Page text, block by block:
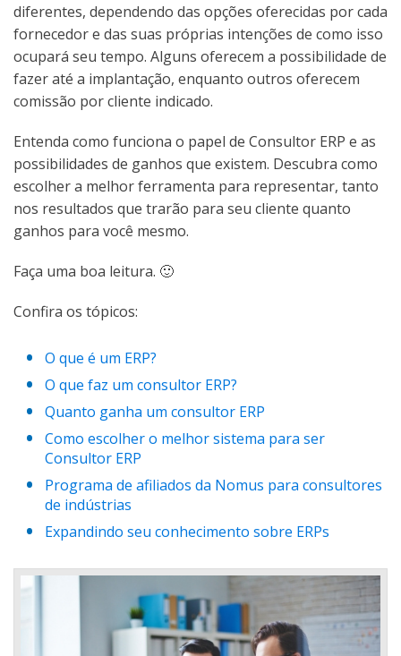
diferentes, dependendo das opções oferecidas por cada
fornecedor e das suas próprias intenções de como isso
ocupará seu tempo. Alguns oferecem a possibilidade de
fazer até a implantação, enquanto outros oferecem
comissão por cliente indicado.
Entenda como funciona o papel de Consultor ERP e as
possibilidades de ganhos que existem. Descubra como
escolher a melhor ferramenta para representar, tanto
nos resultados que trarão para seu cliente quanto
ganhos para você mesmo.
Faça uma boa leitura. 🙂
Confira os tópicos:
O que é um ERP?
O que faz um consultor ERP?
Quanto ganha um consultor ERP
Como escolher o melhor sistema para ser
Consultor ERP
Programa de afiliados da Nomus para consultores
de indústrias
Expandindo seu conhecimento sobre ERPs